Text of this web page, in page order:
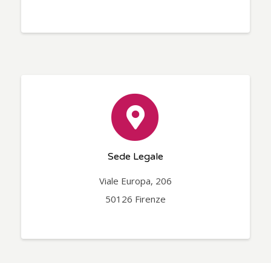
Sede Legale
Viale Europa, 206
50126 Firenze